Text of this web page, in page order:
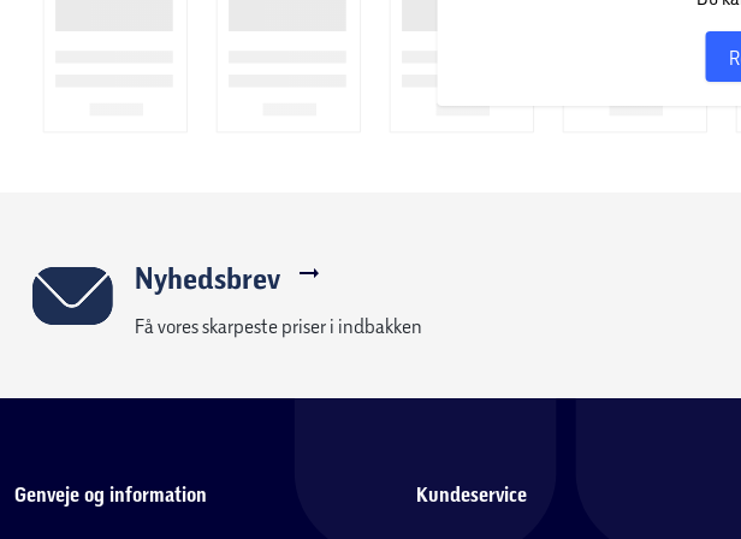
Nyhedsbrev
Få vores skarpeste priser i indbakken
Genveje og information Kundeservice